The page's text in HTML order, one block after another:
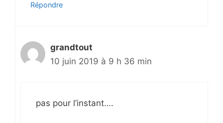
Répondre
grandtout
10 juin 2019 à 9 h 36 min
pas pour l’instant….